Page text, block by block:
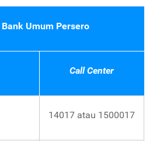
Bank Umum Persero
Call Center
14017 atau 1500017